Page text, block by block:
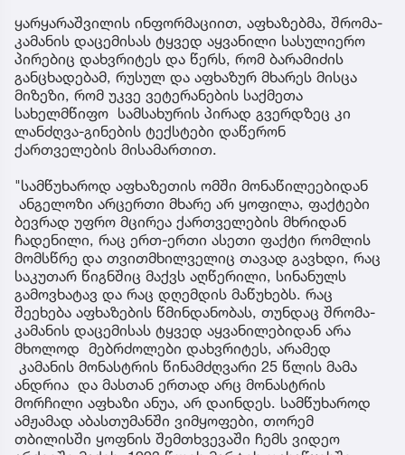
ყარყარაშვილის ინფორმაციით, აფხაზებმა, შრომა-
კამანის დაცემისას ტყვედ აყვანილი სასულიერო
პირებიც დახვრიტეს და წერს, რომ ბარამიძის
განცხადებამ, რუსულ და აფხაზურ მხარეს მისცა
მიზეზი, რომ უკვე ვეტერანების საქმეთა
სახელმწიფო სამსახურის პირად გვერდზეც კი
ლანძღვა-გინების ტექსტები დაწერონ
ქართველების მისამართით.
"სამწუხაროდ აფხაზეთის ომში მონაწილეებიდან
ანგელოზი არცერთი მხარე არ ყოფილა, ფაქტები
ბევრად უფრო მცირეა ქართველების მხრიდან
ჩადენილი, რაც ერთ-ერთი ასეთი ფაქტი რომლის
მომსწრე და თვითმხილველიც თავად გავხდი, რაც
საკუთარ წიგნშიც მაქვს აღწერილი, სინანულს
გამოვხატავ და რაც დღემდის მაწუხებს. რაც
შეეხება აფხაზების წმინდანობას, თუნდაც შრომა-
კამანის დაცემისას ტყვედ აყვანილებიდან არა
მხოლოდ მებრძოლები დახვრიტეს, არამედ
კამანის მონასტრის წინამძღვარი 25 წლის მამა
ანდრია და მასთან ერთად არც მონასტრის
მორჩილი აფხაზი ანუა, არ დაინდეს. სამწუხაროდ
ამჟამად აბასთუმანში ვიმყოფები, თორემ
თბილისში ყოფნის შემთხვევაში ჩემს ვიდეო